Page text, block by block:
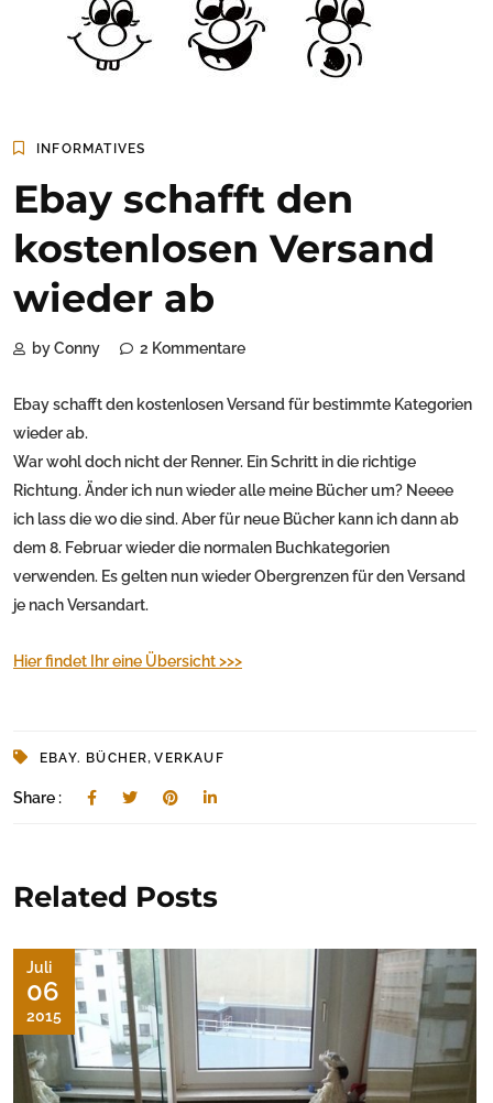
INFORMATIVES
Ebay schafft den
kostenlosen Versand
wieder ab
by Conny 2 Kommentare
Ebay schafft den kostenlosen Versand für bestimmte Kategorien
wieder ab.
War wohl doch nicht der Renner. Ein Schritt in die richtige
Richtung. Änder ich nun wieder alle meine Bücher um? Neeee
ich lass die wo die sind. Aber für neue Bücher kann ich dann ab
dem 8. Februar wieder die normalen Buchkategorien
verwenden. Es gelten nun wieder Obergrenzen für den Versand
je nach Versandart.
Hier findet Ihr eine Übersicht >>>
EBAY. BÜCHER,VERKAUF
Share :
Related Posts
Juli
06
2015